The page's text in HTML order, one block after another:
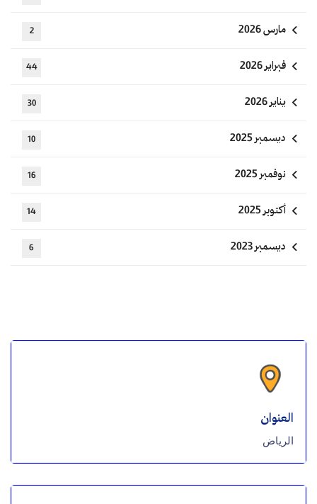
مارس 2026 2
فبراير 2026 44
يناير 2026 30
ديسمبر 2025 10
نوفمبر 2025 16
أكتوبر 2025 14
ديسمبر 2023 6
العنوان
الرياض